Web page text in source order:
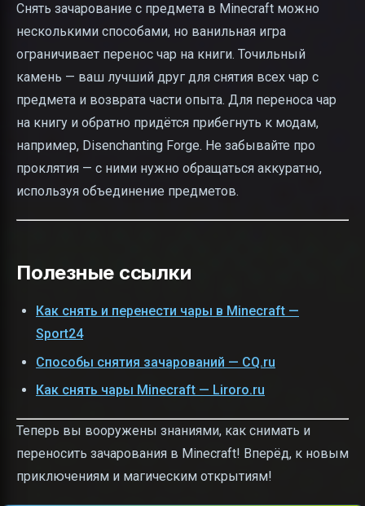
Снять зачарование с предмета в Minecraft можно
несколькими способами, но ванильная игра
ограничивает перенос чар на книги. Точильный
камень — ваш лучший друг для снятия всех чар с
предмета и возврата части опыта. Для переноса чар
на книгу и обратно придётся прибегнуть к модам,
например, Disenchanting Forge. Не забывайте про
проклятия — с ними нужно обращаться аккуратно,
используя объединение предметов.
Полезные ссылки
Как снять и перенести чары в Minecraft —
Sport24
Способы снятия зачарований — CQ.ru
Как снять чары Minecraft — Liroro.ru
Теперь вы вооружены знаниями, как снимать и
переносить зачарования в Minecraft! Вперёд, к новым
приключениям и магическим открытиям!